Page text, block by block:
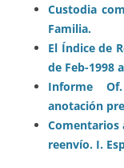
Custodia
Familia.
El Índice de
de Feb-1998
Informe
anotación
Comentarios
reenvío. I.